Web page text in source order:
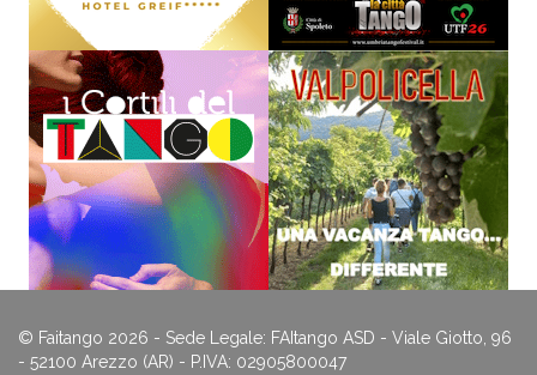
© Faitango 2026 - Sede Legale: FAItango ASD - Viale Giotto, 96
- 52100 Arezzo (AR) - P.IVA: 02905800047